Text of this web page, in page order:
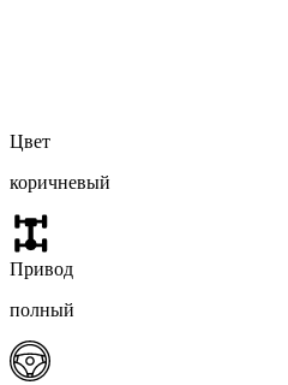
Цвет
коричневый
Привод
полный